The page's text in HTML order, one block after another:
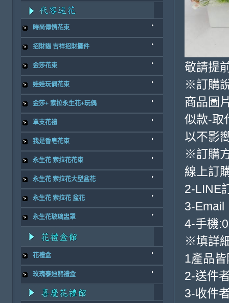
時尚傳情花束
招財貓 吉祥招財擺件
金莎花束
娃娃玩偶花束
金莎+ 索拉永生花+玩偶
單支花禮
我是香皂花束
永生花 索拉花花束
永生花 索拉花大型盆花
永生花 索拉花 盆花
永生花玻璃盅罩
花禮盒
玫瑰泰迪熊禮盒
敬請提
※訂購
商品圖
似款-取
以不影
※訂購
線上訂
2-LINE
3-Email
4-手機
※填詳
1產品
2-送件
3-收件